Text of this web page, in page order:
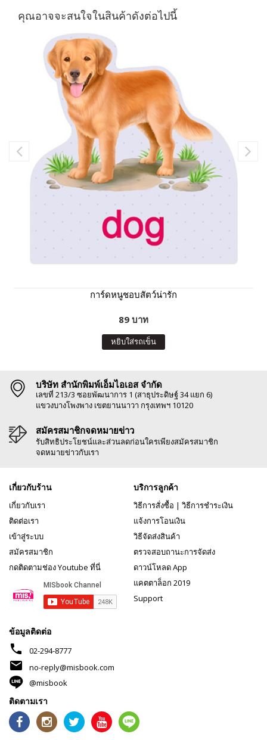
คุณอาจจะสนใจในสินค้าดังต่อไปนี้
การ์ดหนูชอบสัตว์น่ารัก
89 บาท
หยิบใส่รถเข็น
บริษัท สำนักพิมพ์เอ็มไอเอส จำกัด
เลขที่ 213/3 ซอยพัฒนาการ 1 (สาธุประดิษฐ์ 34 แยก 6)
แขวงบางโพงพาง เขตยานนาวา กรุงเทพฯ 10120
สมัครสมาชิกจดหมายข่าว
รับสิทธิประโยชน์และส่วนลดก่อนใครเพียงสมัครสมาชิก
จดหมายข่าวกับเรา
เกี่ยวกับร้าน
เกี่ยวกับเรา
ติดต่อเรา
เข้าสู่ระบบ
สมัครสมาชิก
กดติดตามช่อง Youtube ที่นี่
บริการลูกค้า
วิธีการสั่งซื้อ | วิธีการชำระเงิน
แจ้งการโอนเงิน
วิธีจัดส่งสินค้า
ตรวจสอบถานะการจัดส่ง
ดาวน์โหลด App
แคตตาล็อก 2019
Support
ข้อมูลติดต่อ
phone 02-294-8777
mail
no-reply@misbook.com
@misbook
ติดตามเรา